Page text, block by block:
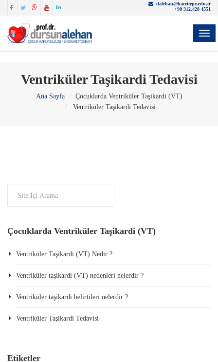
dalehan@hacettepe.edu.tr
+90 312.428 4551
Ventriküler Taşikardi Tedavisi
Ana Sayfa
Çocuklarda Ventriküler Taşikardi (VT)
Ventriküler Taşikardi Tedavisi
Çocuklarda Ventriküler Taşikardi (VT)
Ventriküler Taşikardi (VT) Nedir ?
Ventriküler taşikardi (VT) nedenleri nelerdir ?
Ventriküler taşikardi belirtileri nelerdir ?
Ventriküler Taşikardi Tedavisi
Etiketler